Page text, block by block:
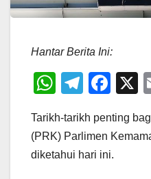
Hantar Berita Ini:
W
at
s
T
e
gr
F
c
Tarikh-tarikh penting
(PRK) Parlimen
diketahui hari ini.